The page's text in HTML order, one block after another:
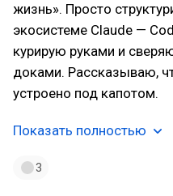
жизнь». Просто
экосистеме Claude —
курирую руками и
доками. Рассказываю,
устроено под капотом.
Показать полностью
3